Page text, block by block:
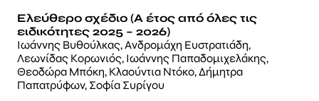
Ελεύθερο σχέδιο (Α έτος από όλες τις
ειδικότητες 2025 – 2026)
Ιωάννης Βυθούλκας, Ανδρομάχη Ευστρατιάδη,
Λεωνίδας Κορωνιός, Ιωάννης Παπαδομιχελάκης,
Θεοδώρα Μπόκη, Κλαούντια Ντόκο, Δήμητρα
Παπατρύφων, Σοφία Συρίγου